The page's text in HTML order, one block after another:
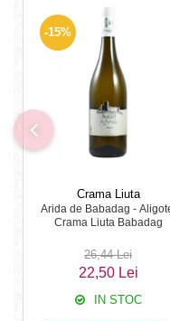
-15%
Crama Liuta
Arida de Babadag -
Crama Liuta Babadag
26,44 Lei
22,50 Lei
IN STOC